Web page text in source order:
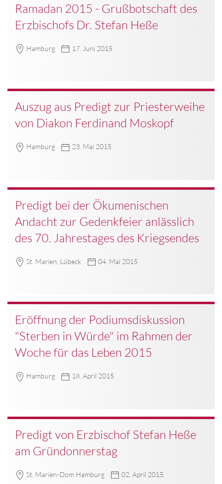
Ramadan 2015 - Grußbotschaft des
Erzbischofs Dr. Stefan Heße
Hamburg 17. Juni 2015
Auszug aus Predigt zur Priesterweihe
von Diakon Ferdinand Moskopf
Hamburg 23. Mai 2015
Predigt bei der Ökumenischen
Andacht zur Gedenkfeier anlässlich
des 70. Jahrestages des Kriegsendes
St. Marien, Lübeck 04. Mai 2015
Eröffnung der Podiumsdiskussion
"Sterben in Würde" im Rahmen der
Woche für das Leben 2015
Hamburg 18. April 2015
Predigt von Erzbischof Stefan Heße
am Gründonnerstag
St. Marien-Dom Hamburg 02. April 2015